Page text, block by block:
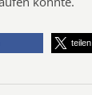
teilen